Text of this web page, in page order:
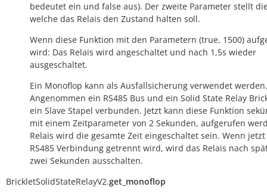
bedeutet ein und false aus). Der zweite Parameter stellt
welche das Relais den Zustand halten soll.
Wenn diese Funktion mit den Parametern (true, 1500)
wird: Das Relais wird angeschaltet und nach 1,5s wieder
ausgeschaltet.
Ein Monoflop kann als Ausfallsicherung verwendet
Angenommen ein RS485 Bus und ein Solid State Relay
ein Slave Stapel verbunden. Jetzt kann diese Funktion
mit einem Zeitparameter von 2 Sekunden, aufgerufen
Relais wird die gesamte Zeit eingeschaltet sein. Wenn
RS485 Verbindung getrennt wird, wird das Relais nach
zwei Sekunden ausschalten.
BrickletSolidStateRelayV2.get_monoflop